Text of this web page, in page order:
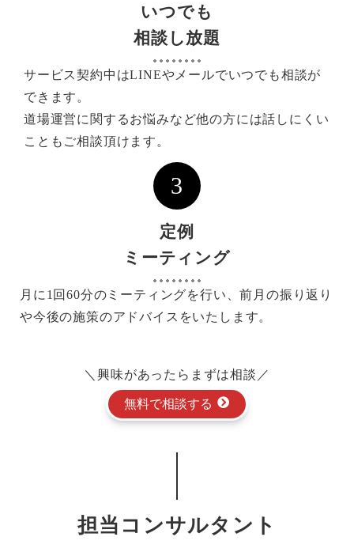
いつでも
相談し放題
サービス契約中はLINEやメールでいつでも相談が
できます。
道場運営に関するお悩みなど他の方には話しにくい
こともご相談頂けます。
3
定例
ミーティング
月に1回60分のミーティングを行い、前月の振り返り
や今後の施策のアドバイスをいたします。
＼興味があったらまずは相談／
無料で相談する
担当コンサルタント